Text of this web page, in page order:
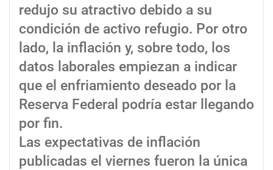
redujo su atractivo debido a su
condición de activo refugio. Por otro
lado, la inflación y, sobre todo, los
datos laborales empiezan a indicar
que el enfriamiento deseado por la
Reserva Federal podría estar llegando
por fin.
Las expectativas de inflación
publicadas el viernes fueron la única